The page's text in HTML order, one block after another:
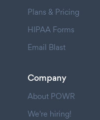
Plans & Pricing
HIPAA Forms
Email Blast
Company
About POWR
We're hiring!